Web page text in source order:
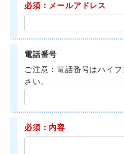
必須：メールアドレス
電話番号
ご注意：電話番号はハイ
さい。
必須：内容